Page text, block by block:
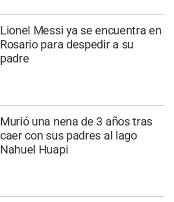
Lionel Messi ya se encuentra en
Rosario para despedir a su
padre
Murió una nena de 3 años tras
caer con sus padres al lago
Nahuel Huapi